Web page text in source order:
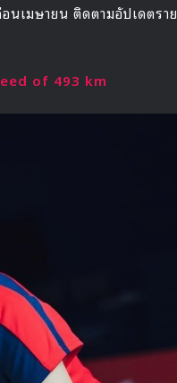
นเมษายน ติดตามอัปเดตราย
of 493 km